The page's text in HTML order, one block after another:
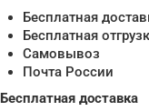
Бесплатная
Бесплатная
Самовывоз
Почта России
Бесплатная доставка